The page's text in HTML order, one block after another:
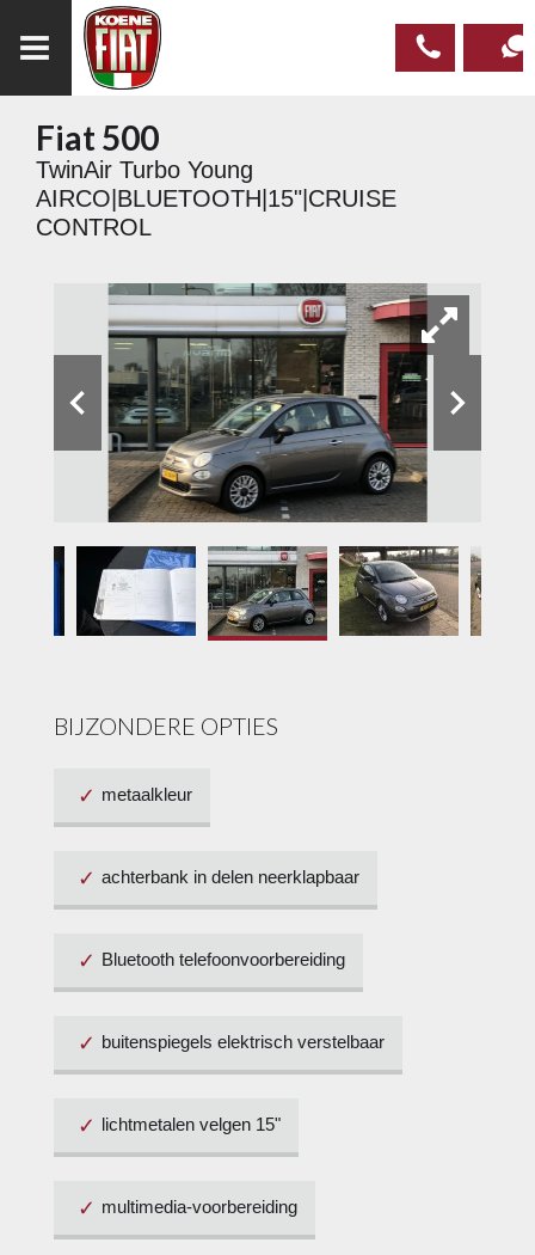
Fiat 500
TwinAir Turbo Young
AIRCO|BLUETOOTH|15"|CRUISE
CONTROL
BIJZONDERE OPTIES
metaalkleur
achterbank in delen neerklapbaar
Bluetooth telefoonvoorbereiding
buitenspiegels elektrisch verstelbaar
lichtmetalen velgen 15"
multimedia-voorbereiding